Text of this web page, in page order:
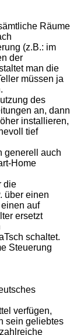
Räume
(z.B.: im
der
man die
müssen ja
des
an, dann
installieren,
tief
generell auch
Home
die
über einen
auf
ersetzt
schaltet.
Steuerung
verfügen,
sein geliebtes